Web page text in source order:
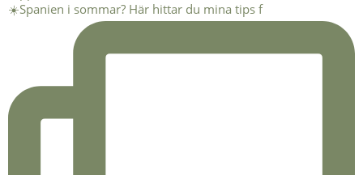
☀️Spanien i sommar? Här hittar du mina tips f